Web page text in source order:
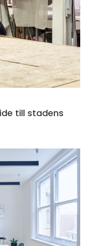
till stadens